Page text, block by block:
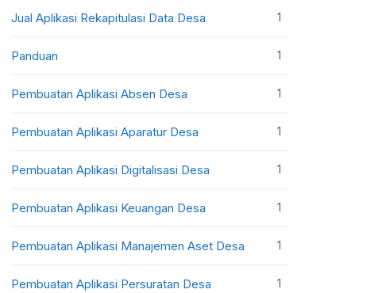
Jual Aplikasi Rekapitulasi Data Desa 1
Panduan 1
Pembuatan Aplikasi Absen Desa 1
Pembuatan Aplikasi Aparatur Desa 1
Pembuatan Aplikasi Digitalisasi Desa 1
Pembuatan Aplikasi Keuangan Desa 1
Pembuatan Aplikasi Manajemen Aset Desa 1
Pembuatan Aplikasi Persuratan Desa 1